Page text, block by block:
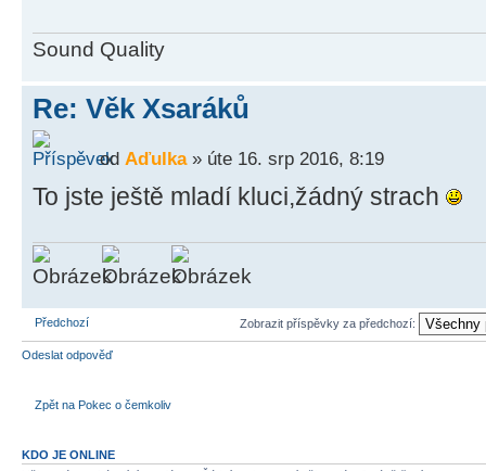
Sound Quality
Re: Věk Xsaráků
od Aďulka» úte 16. srp 2016, 8:19
To jste ještě mladí kluci,žádný strach
Předchozí Zobrazit příspěvky za předchozí:
Odeslat odpověď
Zpět na Pokec o čemkoliv
KDO JE ONLINE